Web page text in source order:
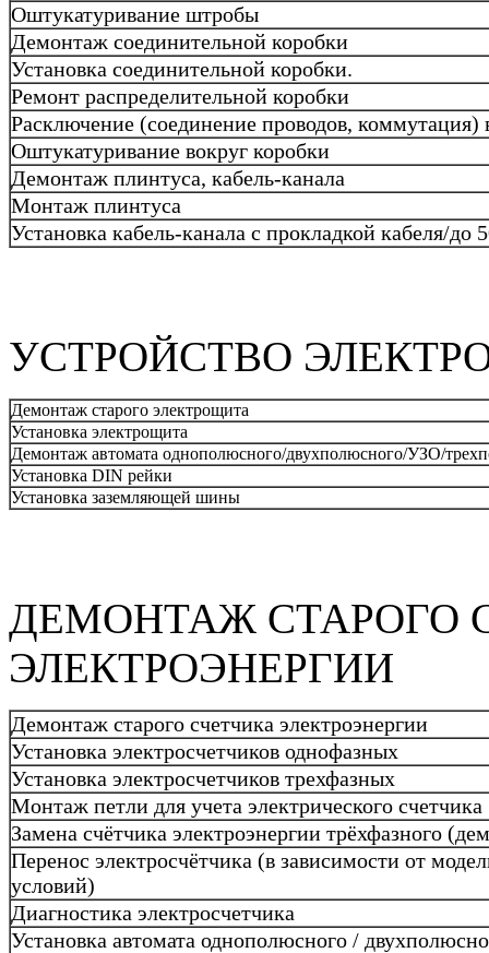
Оштукатуривание штробы
Демонтаж соединительной коробки
Установка соединительной коробки.
Ремонт распределительной коробки
Расключение (соединение проводов, коммутация)
Оштукатуривание вокруг коробки
Демонтаж плинтуса, кабель-канала
Монтаж плинтуса
Установка кабель-канала с прокладкой кабеля/до
УСТРОЙСТВО
Демонтаж старого электрощита
Установка электрощита
Демонтаж автомата однополюсного/двухполюсного/УЗО/
Установка DIN рейки
Установка заземляющей шины
ДЕМОНТАЖ СТАРОГО
ЭЛЕКТРОЭНЕРГИИ
Демонтаж старого счетчика электроэнергии
Установка электросчетчиков однофазных
Установка электросчетчиков трехфазных
Монтаж петли для учета электрического счетчика
Замена счётчика электроэнергии трёхфазного
Перенос электросчётчика (в зависимости от
условий)
Диагностика электросчетчика
Установка автомата однополюсного /